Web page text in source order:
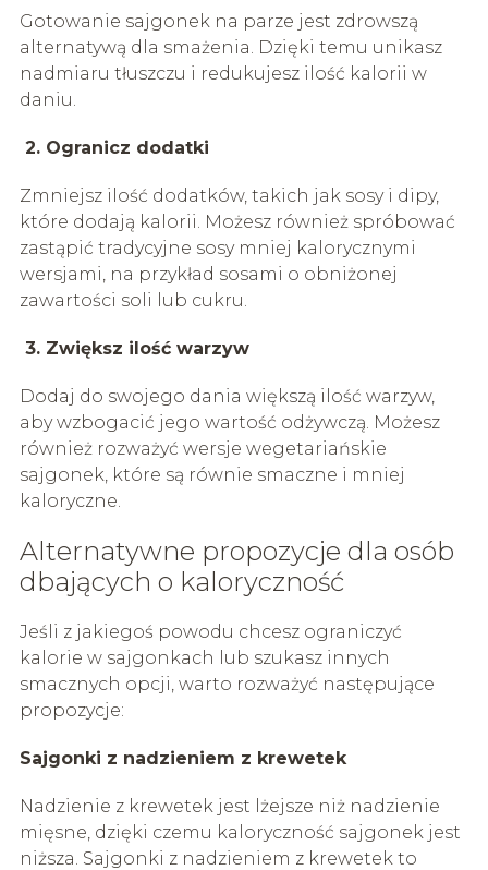
Gotowanie sajgonek na parze jest zdrowszą
alternatywą dla smażenia. Dzięki temu unikasz
nadmiaru tłuszczu i redukujesz ilość kalorii w
daniu.
2. Ogranicz dodatki
Zmniejsz ilość dodatków, takich jak sosy i dipy,
które dodają kalorii. Możesz również spróbować
zastąpić tradycyjne sosy mniej kalorycznymi
wersjami, na przykład sosami o obniżonej
zawartości soli lub cukru.
3. Zwiększ ilość warzyw
Dodaj do swojego dania większą ilość warzyw,
aby wzbogacić jego wartość odżywczą. Możesz
również rozważyć wersje wegetariańskie
sajgonek, które są równie smaczne i mniej
kaloryczne.
Alternatywne propozycje dla osób
dbających o kaloryczność
Jeśli z jakiegoś powodu chcesz ograniczyć
kalorie w sajgonkach lub szukasz innych
smacznych opcji, warto rozważyć następujące
propozycje:
Sajgonki z nadzieniem z krewetek
Nadzienie z krewetek jest lżejsze niż nadzienie
mięsne, dzięki czemu kaloryczność sajgonek jest
niższa. Sajgonki z nadzieniem z krewetek to